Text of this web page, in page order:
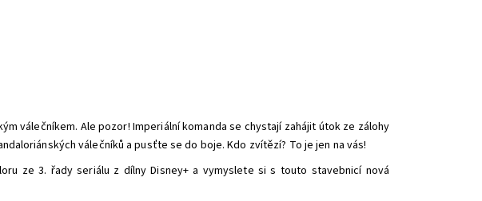
válečníkem. Ale pozor! Imperiální komanda se chystají zahájit útok ze zálohy
válečníků a pusťte se do boje. Kdo zvítězí? To je jen na vás!
ze 3. řady seriálu z dílny Disney+ a vymyslete si s touto stavebnicí nová